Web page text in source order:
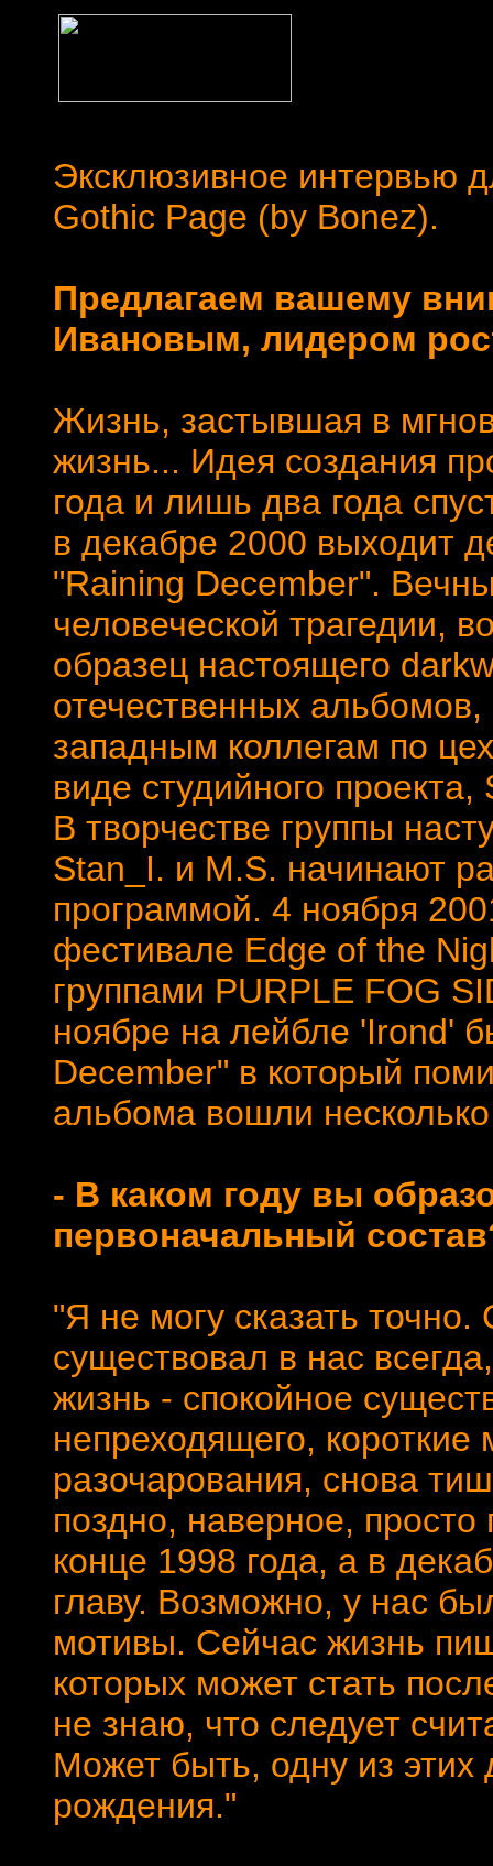
Эксклюзивное интервью
Gothic Page (by Bonez).
Предлагаем вашему
Ивановым, лидером
Жизнь, застывшая в
жизнь... Идея создания
года и лишь два года
в декабре 2000 выходит
"Raining December".
человеческой трагедии,
образец настоящего
отечественных
западным коллегам по
виде студийного
В творчестве группы
Stan_I. и M.S. начинают
программой. 4 ноября
фестивале Edge of the
группами PURPLE FOG
ноябре на лейбле 'Irond'
December" в который
альбома вошли
- В каком году вы
первоначальный
"Я не могу сказать точно.
существовал в нас
жизнь - спокойное
непреходящего,
разочарования, снова
поздно, наверное,
конце 1998 года, а в
главу. Возможно, у нас
мотивы. Сейчас жизнь
которых может стать
не знаю, что следует
Может быть, одну из этих
рождения."